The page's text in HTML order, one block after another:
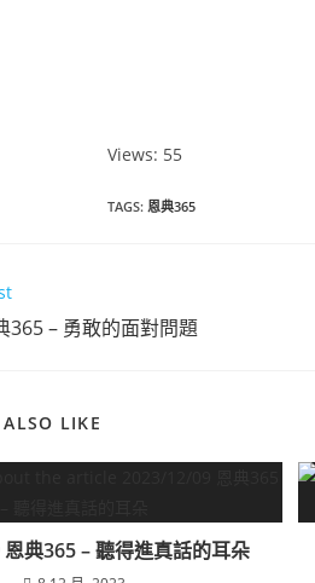
Views: 55
TAGS: 恩典365
365 – 勇敢的面對問題
LIKE
典365 – 聽得進真話的耳朵